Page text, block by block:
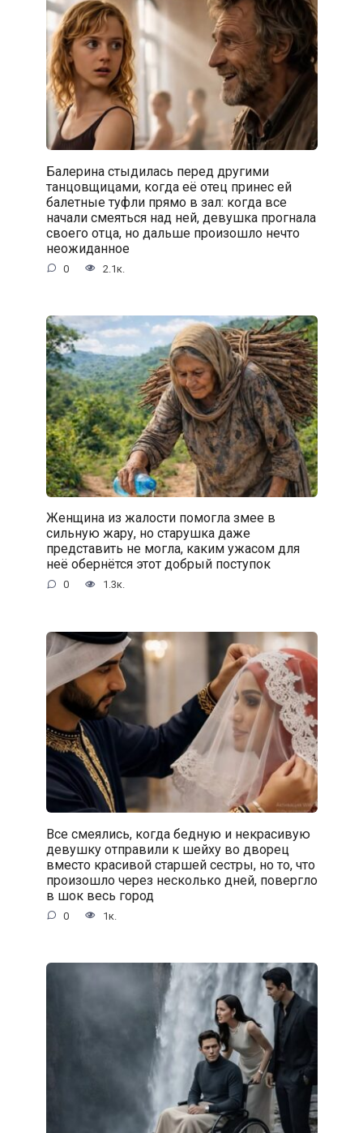
Балерина стыдилась перед другими
танцовщицами, когда её отец принес ей
балетные туфли прямо в зал: когда все
начали смеяться над ней, девушка прогнала
своего отца, но дальше произошло нечто
неожиданное
0 2.1к.
Женщина из жалости помогла змее в
сильную жару, но старушка даже
представить не могла, каким ужасом для
неё обернётся этот добрый поступок
0 1.3к.
Все смеялись, когда бедную и некрасивую
девушку отправили к шейху во дворец
вместо красивой старшей сестры, но то, что
произошло через несколько дней, повергло
в шок весь город
0 1к.